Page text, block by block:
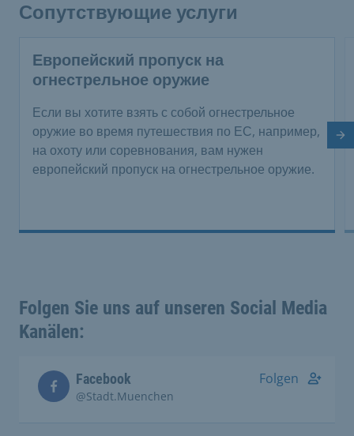
Сопутствующие услуги
Европейский пропуск на
огнестрельное оружие
Если вы хотите взять с собой огнестрельное
оружие во время путешествия по ЕС, например,
на охоту или соревнования, вам нужен
европейский пропуск на огнестрельное оружие.
Folgen Sie uns auf unseren Social Media
Kanälen:
Facebook
@Stadt.Muenchen
Folgen